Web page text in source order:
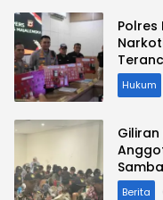
Polres
Hukum
AT Polri
Berita